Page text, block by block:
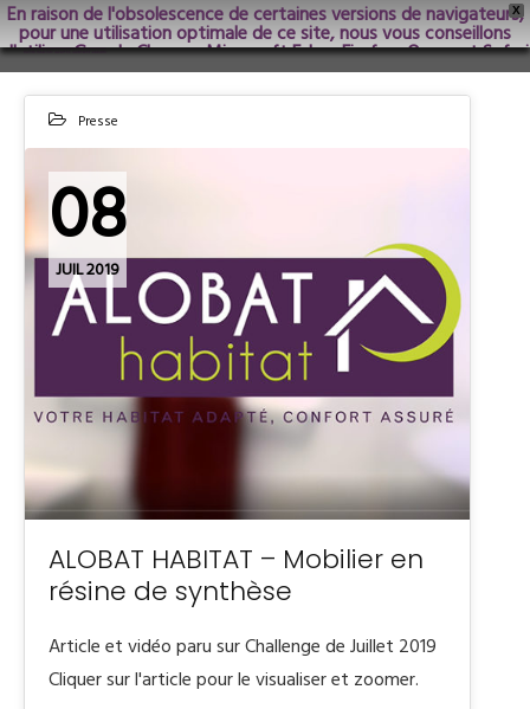
X
En raison de l'obsolescence de certaines versions de navigateurs,
pour une utilisation optimale de ce site, nous vous conseillons
d'utiliser Google Chrome; Microsoft Edge, Firefox, Opera et Safari
dans les versions les plus récentes.
Presse
08
JUIL 2019
ALOBAT HABITAT – Mobilier en
résine de synthèse
Article et vidéo paru sur Challenge de Juillet 2019
Cliquer sur l'article pour le visualiser et zoomer.